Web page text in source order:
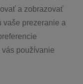
a zobrazovať
vaše prezeranie a
používanie